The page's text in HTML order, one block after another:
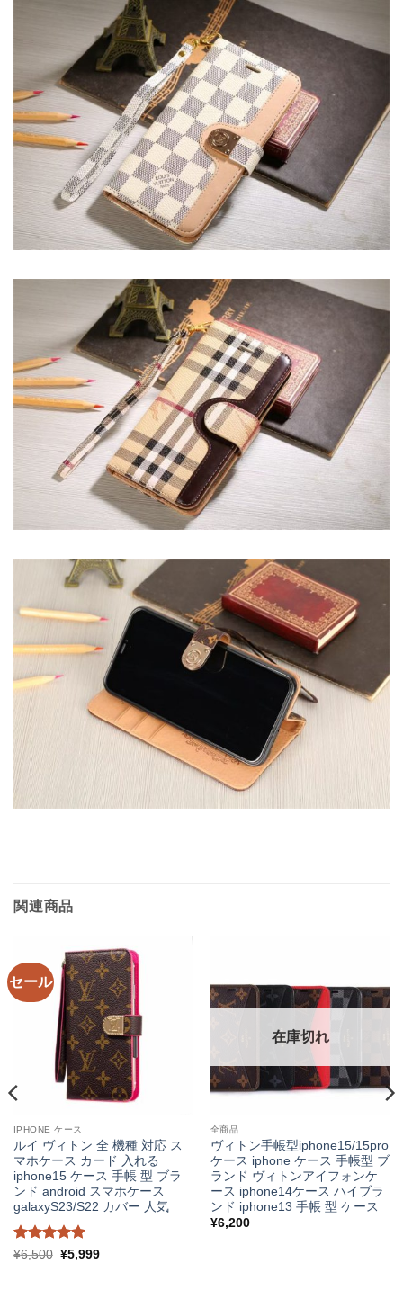
関連商品
セール
IPHONE ケース
ルイ ヴィトン 全 機種 対応 ス
マホケース カード 入れる
iphone15 ケース 手帳 型 ブラ
ンド android スマホケース
galaxyS23/S22 カバー 人気
5段階中5
¥6,500 元
¥5,999現
在庫切れ
全商品
ヴィトン手帳型iphone15/15pro
ケース iphone ケース 手帳型 ブ
ランド ヴィトンアイフォンケ
ース iphone14ケース ハイブラ
ンド iphone13 手帳 型 ケース
¥6,200